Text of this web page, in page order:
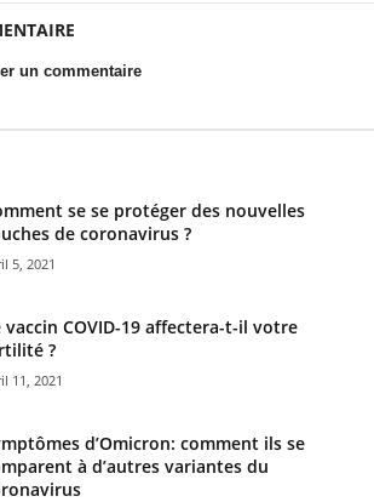
un commentaire
se se protéger des nouvelles
de coronavirus ?
5, 2021
vaccin COVID-19 affectera-t-il votre
?
11, 2021
d’Omicron: comment ils se
à d’autres variantes du